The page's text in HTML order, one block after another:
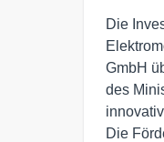
Die
GmbH
des
Die